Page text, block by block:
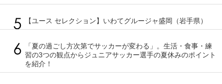
【ユース セレクション】いわてグルージャ盛岡（岩手県）
「夏の過ごし方次第でサッカーが変わる」。生活・食事・練
習の3つの観点からジュニアサッカー選手の夏休みのポイント
を紹介！